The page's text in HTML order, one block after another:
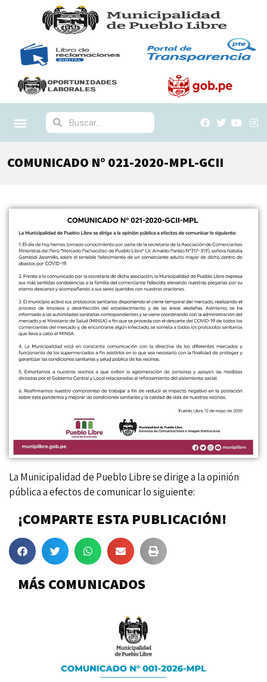
COMUNICADO N° 021-2020-MPL-GCII
La Municipalidad de Pueblo Libre se dirige a la opinión
pública a efectos de comunicar lo siguiente:
¡COMPARTE ESTA PUBLICACIÓN!
MÁS COMUNICADOS